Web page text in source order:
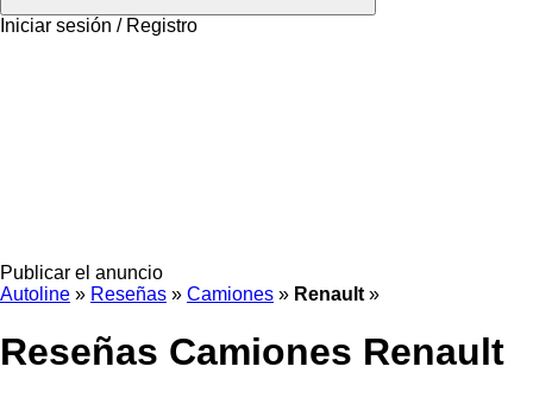
Iniciar sesión / Registro
Publicar el anuncio
Autoline » Reseñas » Camiones » Renault »
Reseñas Camiones Renault